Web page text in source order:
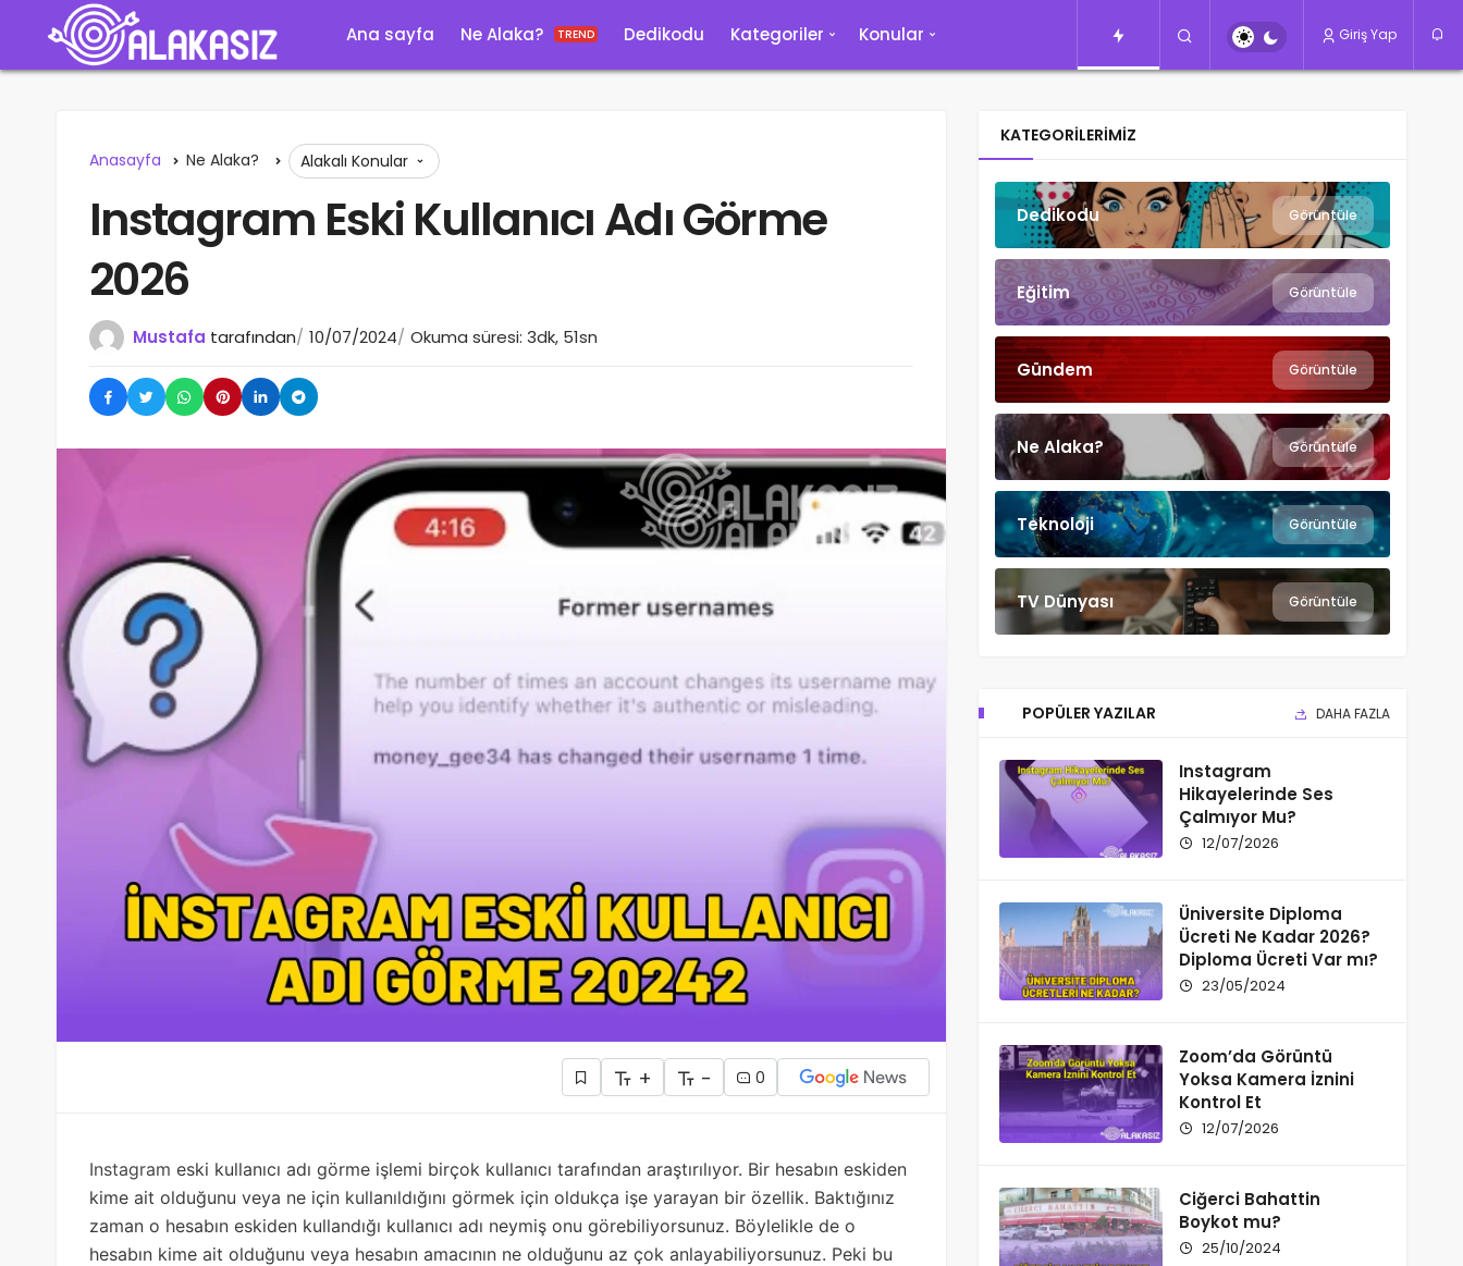
Ana sayfa Ne Alaka? TREND Dedikodu Kategoriler Konular Giriş Yap
Anasayfa Ne Alaka? Alakalı Konular
Instagram Eski Kullanıcı Adı Görme
2026
Mustafa tarafından 10/07/2024 Okuma süresi: 3dk, 51sn
+ - 0
Instagram eski kullanıcı adı görme işlemi birçok kullanıcı tarafından araştırılıyor. Bir hesabın eskiden
kime ait olduğunu veya ne için kullanıldığını görmek için oldukça işe yarayan bir özellik. Baktığınız
zaman o hesabın eskiden kullandığı kullanıcı adı neymiş onu görebiliyorsunuz. Böylelikle de o
hesabın kime ait olduğunu veya hesabın amacının ne olduğunu az çok anlayabiliyorsunuz. Peki bu
KATEGORILERIMIZ
Dedikodu Görüntüle
Eğitim Görüntüle
Gündem Görüntüle
Ne Alaka? Görüntüle
Teknoloji Görüntüle
TV Dünyası Görüntüle
POPÜLER YAZILAR DAHA FAZLA
Instagram
Hikayelerinde Ses
Çalmıyor Mu?
12/07/2026
Üniversite Diploma
Ücreti Ne Kadar 2026?
Diploma Ücreti Var mı?
23/05/2024
Zoom’da Görüntü
Yoksa Kamera İznini
Kontrol Et
12/07/2026
Ciğerci Bahattin
Boykot mu?
25/10/2024